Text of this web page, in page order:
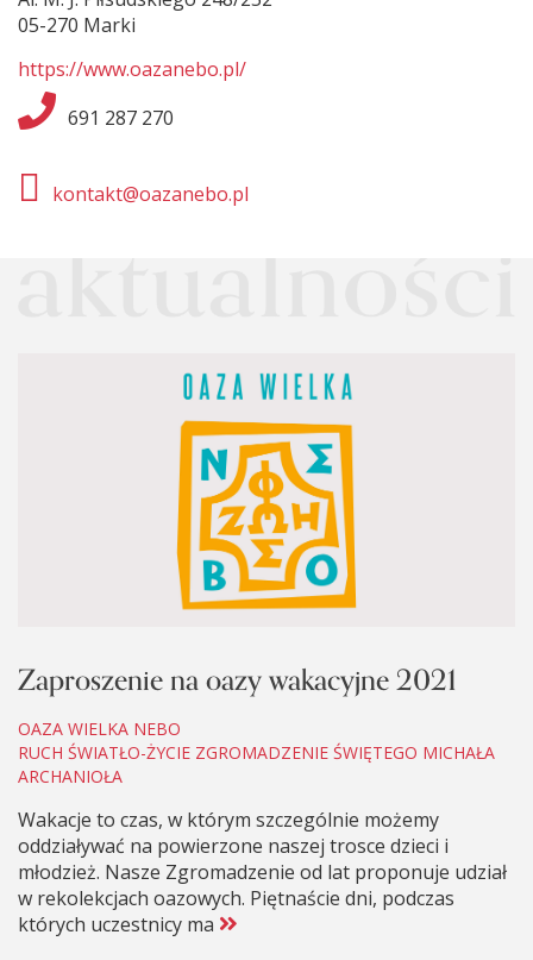
05-270 Marki
https://www.oazanebo.pl/
691 287 270
kontakt@oazanebo.pl
Zaproszenie na oazy wakacyjne 2021
OAZA WIELKA NEBO
RUCH ŚWIATŁO-ŻYCIE ZGROMADZENIE ŚWIĘTEGO MICHAŁA
ARCHANIOŁA
Wakacje to czas, w którym szczególnie możemy
oddziaływać na powierzone naszej trosce dzieci i
młodzież. Nasze Zgromadzenie od lat proponuje udział
w rekolekcjach oazowych. Piętnaście dni, podczas
których uczestnicy ma